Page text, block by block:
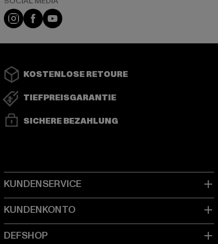
Instagram
FacebookYouTube
KOSTENLOSE RETOURE
TIEFPREISGARANTIE
SICHERE BEZAHLUNG